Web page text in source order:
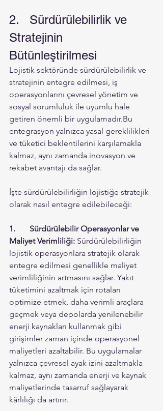
2.	Sürdürülebilirlik ve
Stratejinin
Bütünleştirilmesi
Lojistik sektöründe sürdürülebilirlik ve
stratejinin entegre edilmesi, iş
operasyonlarını çevresel yönetim ve
sosyal sorumluluk ile uyumlu hale
getiren önemli bir uygulamadır.Bu
entegrasyon yalnızca yasal gereklilikleri
ve tüketici beklentilerini karşılamakla
kalmaz, aynı zamanda inovasyon ve
rekabet avantajı da sağlar.
İşte sürdürülebilirliğin lojistiğe stratejik
olarak nasıl entegre edilebileceği:
1.	Sürdürülebilir Operasyonlar ve
Maliyet Verimliliği: Sürdürülebilirliğin
lojistik operasyonlara stratejik olarak
entegre edilmesi genellikle maliyet
verimliliğinin artmasını sağlar. Yakıt
tüketimini azaltmak için rotaları
optimize etmek, daha verimli araçlara
geçmek veya depolarda yenilenebilir
enerji kaynakları kullanmak gibi
girişimler zaman içinde operasyonel
maliyetleri azaltabilir. Bu uygulamalar
yalnızca çevresel ayak izini azaltmakla
kalmaz, aynı zamanda enerji ve kaynak
maliyetlerinde tasarruf sağlayarak
kârlılığı da artırır.